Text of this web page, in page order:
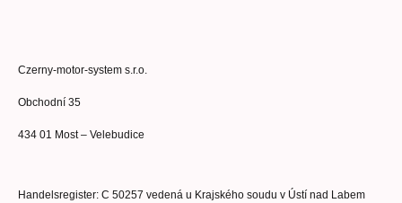
Czerny-motor-system s.r.o.
Obchodní 35
434 01 Most – Velebudice
Handelsregister: C 50257 vedená u Krajského soudu v Ústí nad Labem